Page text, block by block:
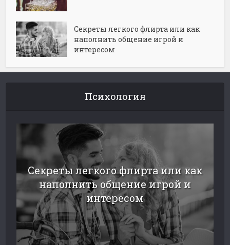
Секреты легкого флирта или как
наполнить общение игрой и
интересом
Психология
Секреты легкого флирта или как
наполнить общение игрой и
интересом